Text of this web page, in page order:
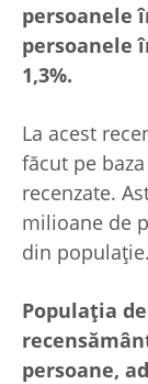
persoanele
persoanele
1,3%.
La acest
făcut pe
recenzate.
milioane de
din populaţie.
Populaţia
persoane,